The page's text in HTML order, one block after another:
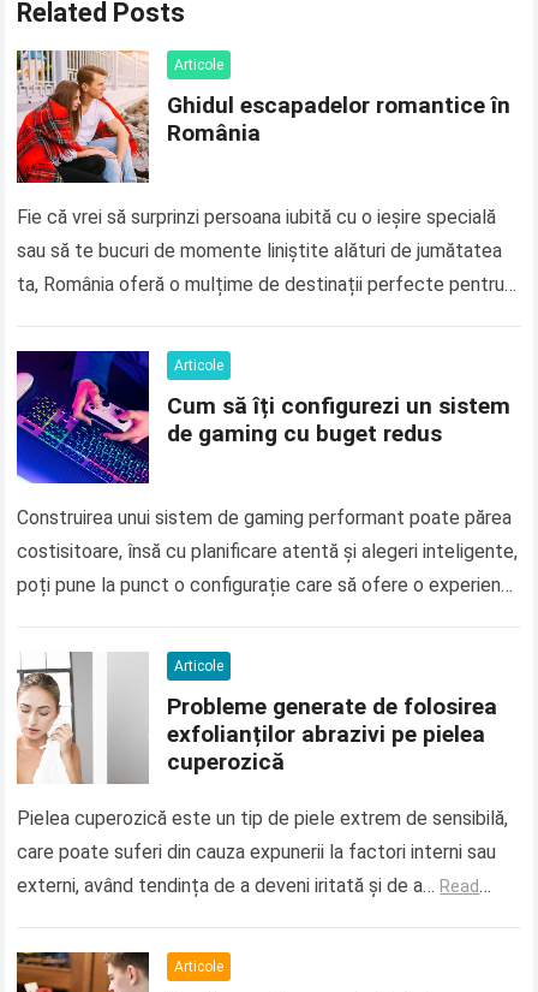
Related Posts
Articole
Ghidul escapadelor romantice în
România
Fie că vrei să surprinzi persoana iubită cu o ieșire specială
sau să te bucuri de momente liniștite alături de jumătatea
ta, România oferă o mulțime de destinații perfecte pentru…
Articole
Cum să îți configurezi un sistem
de gaming cu buget redus
Construirea unui sistem de gaming performant poate părea
costisitoare, însă cu planificare atentă și alegeri inteligente,
poți pune la punct o configurație care să ofere o experiență
Articole
Probleme generate de folosirea
exfolianților abrazivi pe pielea
cuperozică
Pielea cuperozică este un tip de piele extrem de sensibilă,
care poate suferi din cauza expunerii la factori interni sau
externi, având tendința de a deveni iritată și de a… Read
Articole